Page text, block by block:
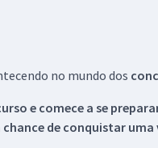
no mundo dos
e comece a se
de conquistar uma